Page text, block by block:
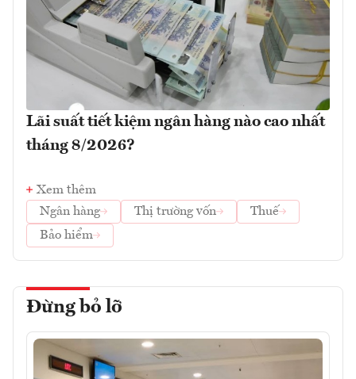
Lãi suất tiết kiệm ngân hàng nào cao nhất
tháng 8/2026?
Xem thêm
Ngân hàng
Thị trường vốn
Thuế
Bảo hiểm
Đừng bỏ lỡ